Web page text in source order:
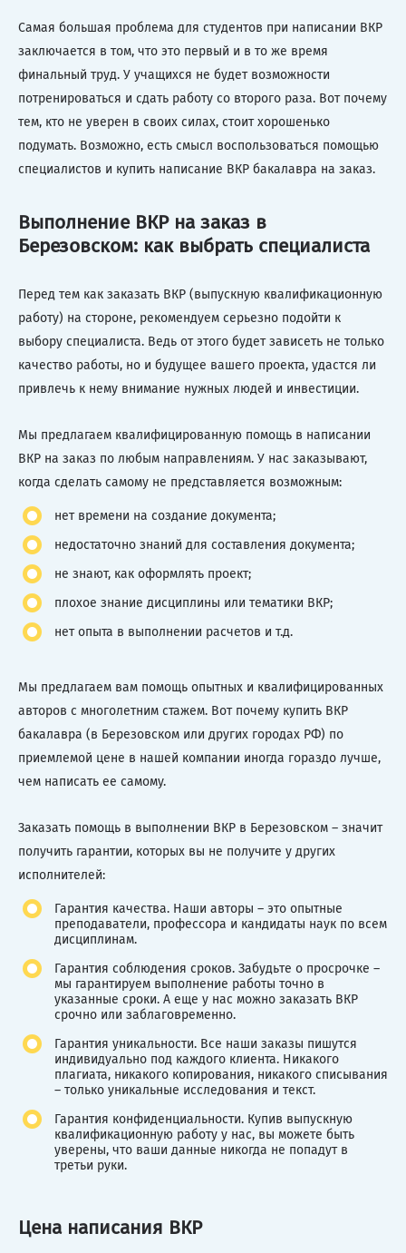
Самая большая проблема для студентов при написании ВКР
заключается в том, что это первый и в то же время
финальный труд. У учащихся не будет возможности
потренироваться и сдать работу со второго раза. Вот почему
тем, кто не уверен в своих силах, стоит хорошенько
подумать. Возможно, есть смысл воспользоваться помощью
специалистов и купить написание ВКР бакалавра на заказ.
Выполнение ВКР на заказ в
Березовском: как выбрать специалиста
Перед тем как заказать ВКР (выпускную квалификационную
работу) на стороне, рекомендуем серьезно подойти к
выбору специалиста. Ведь от этого будет зависеть не только
качество работы, но и будущее вашего проекта, удастся ли
привлечь к нему внимание нужных людей и инвестиции.
Мы предлагаем квалифицированную помощь в написании
ВКР на заказ по любым направлениям. У нас заказывают,
когда сделать самому не представляется возможным:
нет времени на создание документа;
недостаточно знаний для составления документа;
не знают, как оформлять проект;
плохое знание дисциплины или тематики ВКР;
нет опыта в выполнении расчетов и т.д.
Мы предлагаем вам помощь опытных и квалифицированных
авторов с многолетним стажем. Вот почему купить ВКР
бакалавра (в Березовском или других городах РФ) по
приемлемой цене в нашей компании иногда гораздо лучше,
чем написать ее самому.
Заказать помощь в выполнении ВКР в Березовском – значит
получить гарантии, которых вы не получите у других
исполнителей:
Гарантия качества. Наши авторы – это опытные
преподаватели, профессора и кандидаты наук по всем
дисциплинам.
Гарантия соблюдения сроков. Забудьте о просрочке –
мы гарантируем выполнение работы точно в
указанные сроки. А еще у нас можно заказать ВКР
срочно или заблаговременно.
Гарантия уникальности. Все наши заказы пишутся
индивидуально под каждого клиента. Никакого
плагиата, никакого копирования, никакого списывания
– только уникальные исследования и текст.
Гарантия конфиденциальности. Купив выпускную
квалификационную работу у нас, вы можете быть
уверены, что ваши данные никогда не попадут в
третьи руки.
Цена написания ВКР